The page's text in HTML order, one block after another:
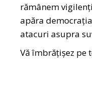
rămânem
apăra
atacuri asupra
Vă îmbrățișez pe